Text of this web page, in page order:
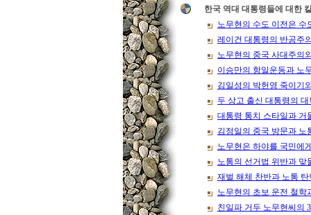
한국 역대 대통령들에 대한
노무현의 수도 이전은
레이건 대통령의 반공주
노무현의 중국 사대주의
이승만의 항일운동과 노
김일성의 박헌영 죽이기
두 상고 출신 대통령의
대통령 통치 스타일과
김정일의 중국 방문과 노
노무현은 하야를 국민에
노통의 선거법 위반과
재벌 해체 찬반과 노통 탄
노무현의 초보 운전 철
친일파 거두 노무현씨의